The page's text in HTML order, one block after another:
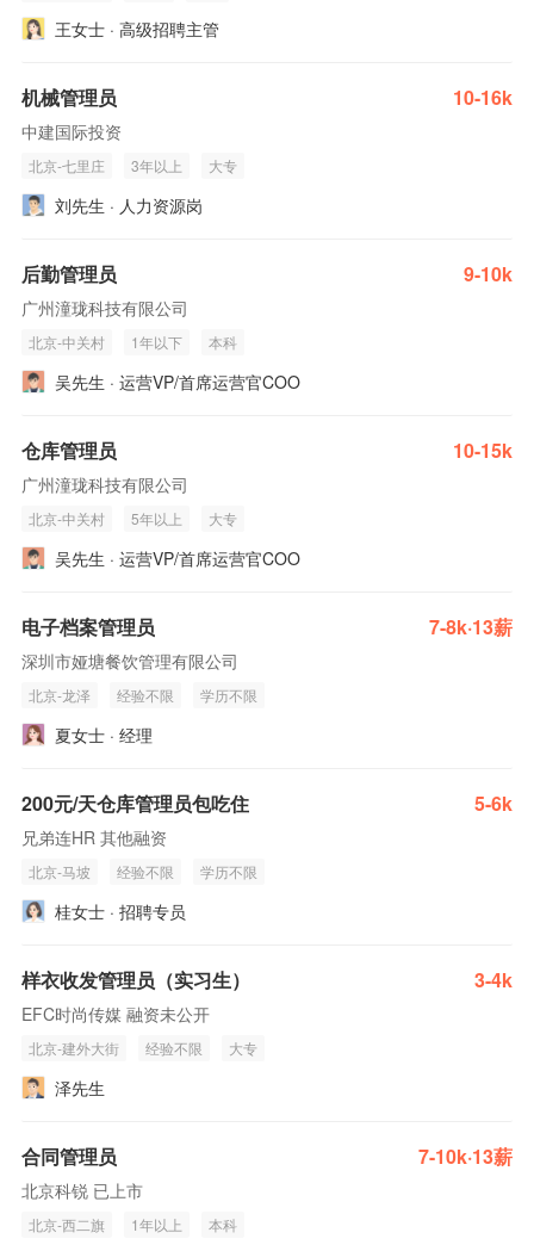
王女士 · 高级招聘主管
机械管理员 10-16k
中建国际投资
北京-七里庄 3年以上 大专
刘先生 · 人力资源岗
后勤管理员 9-10k
广州潼珑科技有限公司
北京-中关村 1年以下 本科
吴先生 · 运营VP/首席运营官COO
仓库管理员 10-15k
广州潼珑科技有限公司
北京-中关村 5年以上 大专
吴先生 · 运营VP/首席运营官COO
电子档案管理员 7-8k·13薪
深圳市娅塘餐饮管理有限公司
北京-龙泽 经验不限 学历不限
夏女士 · 经理
200元/天仓库管理员包吃住 5-6k
兄弟连HR 其他融资
北京-马坡 经验不限 学历不限
桂女士 · 招聘专员
样衣收发管理员（实习生） 3-4k
EFC时尚传媒 融资未公开
北京-建外大街 经验不限 大专
泽先生
合同管理员 7-10k·13薪
北京科锐 已上市
北京-西二旗 1年以上 本科